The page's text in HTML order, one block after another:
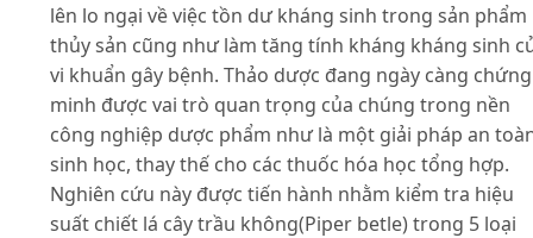
lên lo ngại về việc tồn dư kháng sinh trong sản phẩm
thủy sản cũng như làm tăng tính kháng kháng sinh
vi khuẩn gây bệnh. Thảo dược đang ngày càng chứng
minh được vai trò quan trọng của chúng trong nền
công nghiệp dược phẩm như là một giải pháp an
sinh học, thay thế cho các thuốc hóa học tổng hợp.
Nghiên cứu này được tiến hành nhằm kiểm tra hiệu
suất chiết lá cây trầu không(Piper betle) trong 5 loại